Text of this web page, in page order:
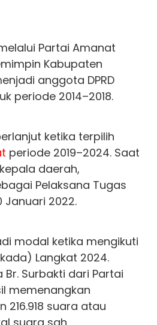
Partai Amanat
Kabupaten
anggota DPRD
periode 2014–2018.
ketika terpilih
periode 2019–2024. Saat
daerah,
Pelaksana Tugas
Januari 2022.
modal ketika mengikuti
Langkat 2024.
Surbakti dari Partai
memenangkan
suara atau